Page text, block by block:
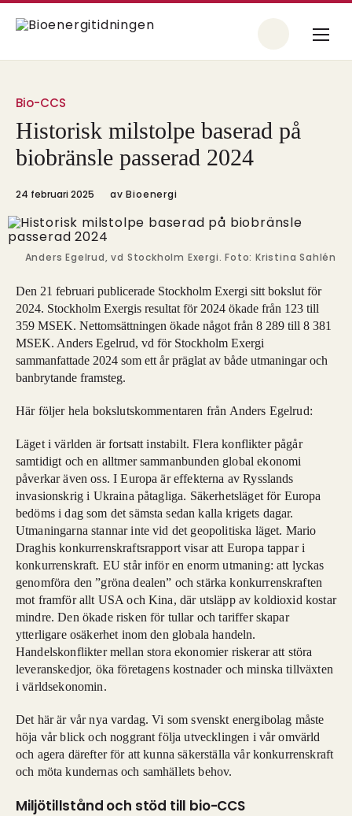
Bio-CCS
Historisk milstolpe baserad på
biobränsle passerad 2024
24 februari 2025 av Bioenergi
Anders Egelrud, vd Stockholm Exergi. Foto: Kristina Sahlén
Den 21 februari publicerade Stockholm Exergi sitt bokslut för
2024. Stockholm Exergis resultat för 2024 ökade från 123 till
359 MSEK. Nettomsättningen ökade något från 8 289 till 8 381
MSEK. Anders Egelrud, vd för Stockholm Exergi
sammanfattade 2024 som ett år präglat av både utmaningar och
banbrytande framsteg.
Här följer hela bokslutskommentaren från Anders Egelrud:
Läget i världen är fortsatt instabilt. Flera konflikter pågår
samtidigt och en alltmer sammanbunden global ekonomi
påverkar även oss. I Europa är effekterna av Rysslands
invasionskrig i Ukraina påtagliga. Säkerhetsläget för Europa
bedöms i dag som det sämsta sedan kalla krigets dagar.
Utmaningarna stannar inte vid det geopolitiska läget. Mario
Draghis konkurrenskraftsrapport visar att Europa tappar i
konkurrenskraft. EU står inför en enorm utmaning: att lyckas
genomföra den ”gröna dealen” och stärka konkurrenskraften
mot framför allt USA och Kina, där utsläpp av koldioxid kostar
mindre. Den ökade risken för tullar och tariffer skapar
ytterligare osäkerhet inom den globala handeln.
Handelskonflikter mellan stora ekonomier riskerar att störa
leveranskedjor, öka företagens kostnader och minska tillväxten
i världsekonomin.
Det här är vår nya vardag. Vi som svenskt energibolag måste
höja vår blick och noggrant följa utvecklingen i vår omvärld
och agera därefter för att kunna säkerställa vår konkurrenskraft
och möta kundernas och samhällets behov.
Miljötillstånd och stöd till bio-CCS